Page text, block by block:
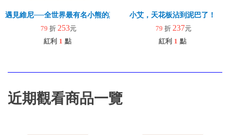
遇見維尼──全世界最有名小熊的真實故事
79 折 253元
紅利 1 點
小艾，天花板沾到泥巴了！
79 折 237元
紅利 1 點
近期觀看商品一覽